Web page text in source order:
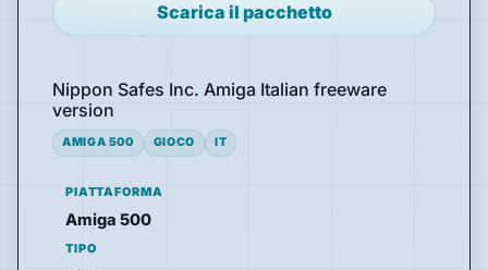
Scarica il pacchetto
Nippon Safes Inc. Amiga Italian freeware
version
AMIGA 500 GIOCO IT
PIATTAFORMA
Amiga 500
TIPO